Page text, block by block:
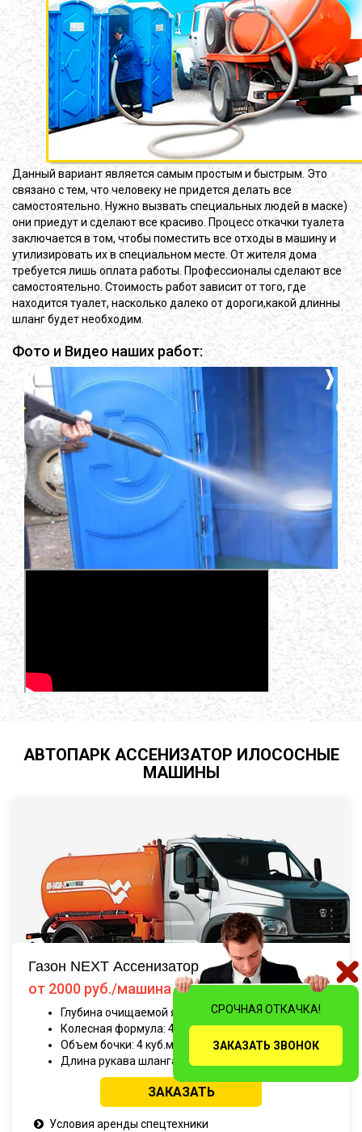
Данный вариант является самым простым и быстрым. Это
связано с тем, что человеку не придется делать все
самостоятельно. Нужно вызвать специальных людей в маске)
они приедут и сделают все красиво. Процесс откачки туалета
заключается в том, чтобы поместить все отходы в машину и
утилизировать их в специальном месте. От жителя дома
требуется лишь оплата работы. Профессионалы сделают все
самостоятельно. Стоимость работ зависит от того, где
находится туалет, насколько далеко от дороги,какой длинны
шланг будет необходим.
Фото и Видео наших работ:
АВТОПАРК АССЕНИЗАТОР ИЛОСОСНЫЕ
МАШИНЫ
Газон NEXT Ассенизатор
от 2000 руб./машина
Глубина очищаемой ямы до 10 метров
Колесная формула: 4*2
Объем бочки: 4 куб.м.
Длина рукава шланга: 40 метров.
ЗАКАЗАТЬ
Условия аренды спецтехники
СРОЧНАЯ ОТКАЧКА!
ЗАКАЗАТЬ ЗВОНОК